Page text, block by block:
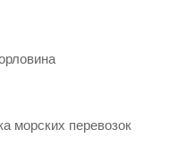
морских перевозок